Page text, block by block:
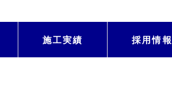
施工実績 採用情報